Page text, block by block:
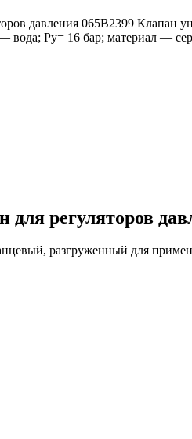
давления 065B2399 Клапан
вода; Ру= 16 бар; материал —
регуляторов
разгруженный для